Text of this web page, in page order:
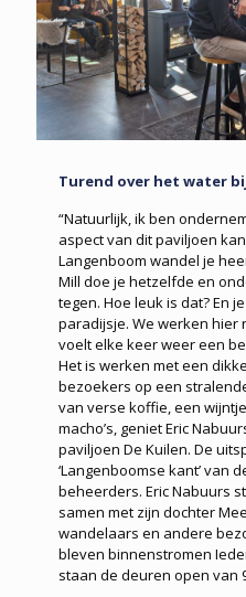
Turend over het water
“Natuurlijk, ik ben
aspect van dit paviljoen
Langenboom wandel je
Mill doe je hetzelfde en
tegen. Hoe leuk is dat? En
paradijsje. We werken hier
voelt elke keer weer een
Het is werken met een
bezoekers op een
van verse koffie, een
macho’s, geniet Eric
paviljoen De Kuilen. De
‘Langenboomse kant’ van
beheerders. Eric Nabuurs
samen met zijn dochter
wandelaars en andere
bleven binnenstromen
staan de deuren open van